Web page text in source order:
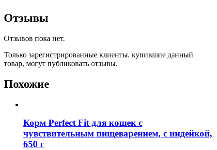
Отзывы
Отзывов пока нет.
Только зарегистрированные клиенты, купившие данный
товар, могут публиковать отзывы.
Похожие
Корм Perfect Fit для кошек с
чувствительным пищеварением, с индейкой,
650 г